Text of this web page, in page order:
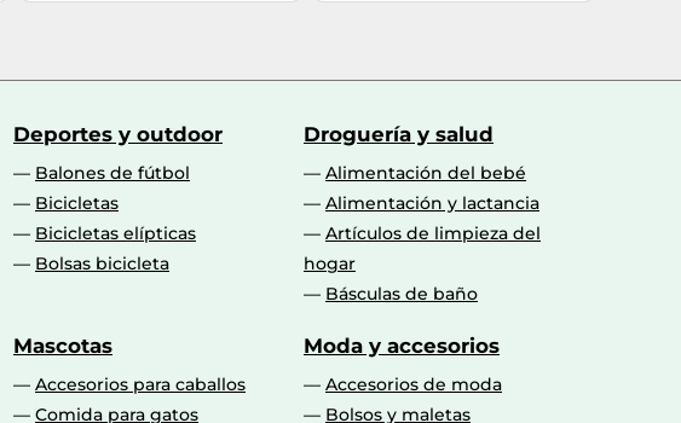
Deportes y outdoor
Balones de fútbol
Bicicletas
Bicicletas elípticas
Bolsas bicicleta
Droguería y salud
Alimentación del bebé
Alimentación y lactancia
Artículos de limpieza del
hogar
Básculas de baño
Mascotas
Accesorios para caballos
Comida para gatos
Moda y accesorios
Accesorios de moda
Bolsos y maletas